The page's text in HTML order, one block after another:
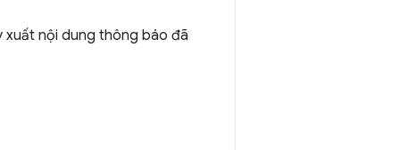
xuất nội dung thông báo đã